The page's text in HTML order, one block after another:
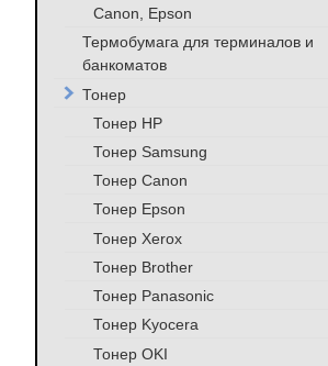
Canon, Epson
Термобумага для терминалов и
банкоматов
Тонер
Тонер HP
Тонер Samsung
Тонер Canon
Тонер Epson
Тонер Xerox
Тонер Brother
Тонер Panasonic
Тонер Kyocera
Тонер OKI